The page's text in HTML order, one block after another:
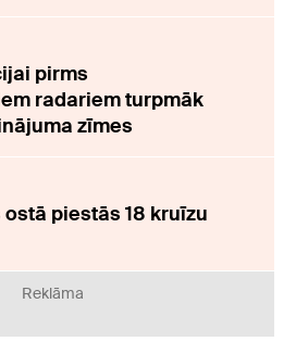
pirms
radariem turpmāk
zīmes
piestās 18 kruīzu
Reklāma